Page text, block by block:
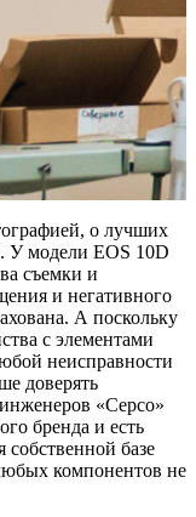
о лучших
У модели EOS 10D
съемки и
и негативного
А поскольку
с элементами
неисправности
доверять
«Серсо»
бренда и есть
базе
компонентов не